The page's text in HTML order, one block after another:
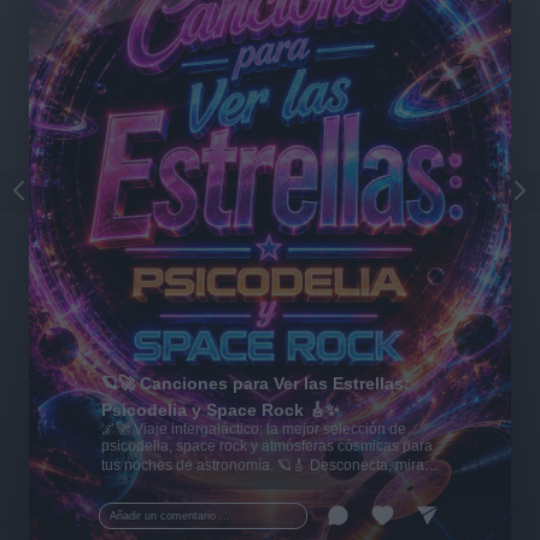
Añadir un comentario ...
🪐🚀 Canciones para Ver las Estrellas:
Psicodelia y Space Rock 🎸✨
🌌🚀 Viaje intergaláctico: la mejor selección de
psicodelia, space rock y atmósferas cósmicas para
tus noches de astronomía. 🪐🎸 Desconecta, mira
al firmamento y siente la gravedad cero. 💾 ¡Guarda
esta colección para tu próxima noche estrellada!
✨⭐